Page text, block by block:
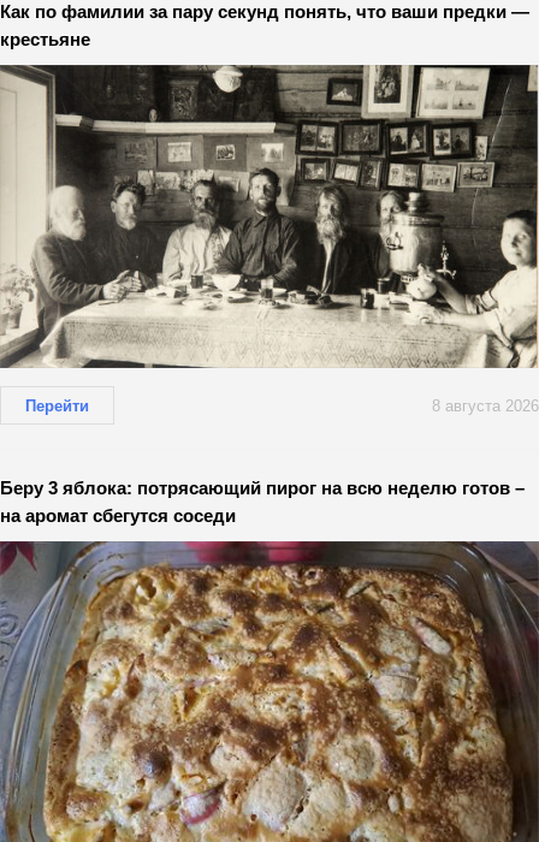
Как по фамилии за пару секунд понять, что ваши предки —
крестьяне
Перейти 8 августа 2026
Беру 3 яблока: потрясающий пирог на всю неделю готов –
на аромат сбегутся соседи